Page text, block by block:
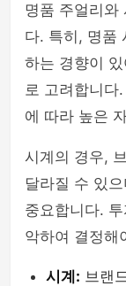
명품 주얼리와
다. 특히, 명품
하는 경향이
로 고려합니다
에 따라 높은
시계의 경우,
달라질 수 있
중요합니다.
악하여 결정해
시계: 브랜